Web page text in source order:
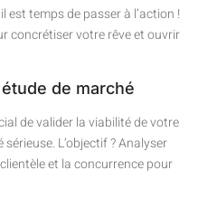
est temps de passer à l’action !
concrétiser votre rêve et ouvrir
de marché
de valider la viabilité de votre
L’objectif ? Analyser
et la concurrence pour